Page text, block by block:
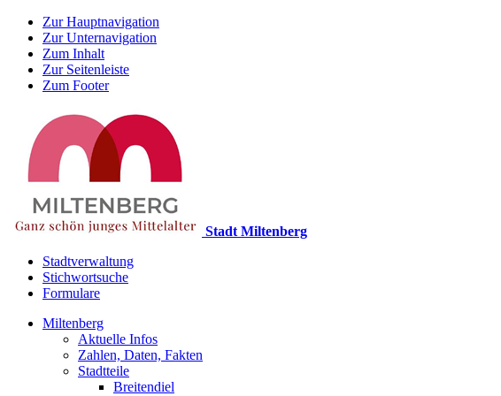
Zur Hauptnavigation
Zur Unternavigation
Zum Inhalt
Zur Seitenleiste
Zum Footer
Stadt Miltenberg
Stadtverwaltung
Stichwortsuche
Formulare
Miltenberg
Aktuelle Infos
Zahlen, Daten, Fakten
Stadtteile
Breitendiel